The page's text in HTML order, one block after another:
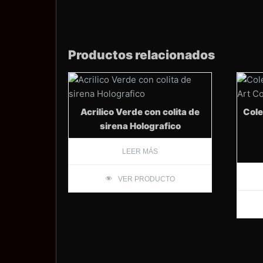
Productos relacionados
Acrilico Verde con colita de
sirena Holografico
LEER MÁS
VER PRODUCTO